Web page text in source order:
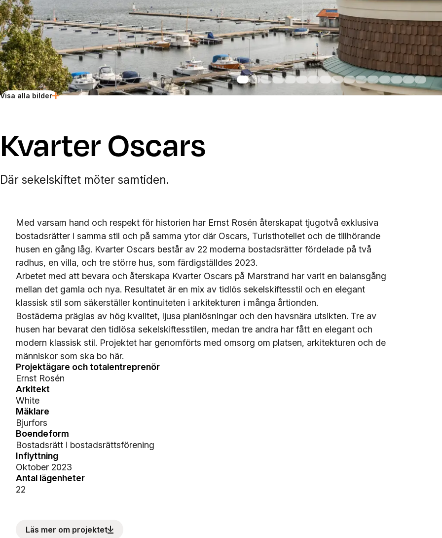
Visa alla bilder
Kvarter Oscars
Där sekelskiftet möter samtiden.
Med varsam hand och respekt för historien har Ernst Rosén återskapat tjugotvå exklusiva
bostadsrätter i samma stil och på samma ytor där Oscars, Turisthotellet och de tillhörande
husen en gång låg. Kvarter Oscars består av 22 moderna bostadsrätter fördelade på två
radhus, en villa, och tre större hus, som färdigställdes 2023.
Arbetet med att bevara och återskapa Kvarter Oscars på Marstrand har varit en balansgång
mellan det gamla och nya. Resultatet är en mix av tidlös sekelskiftesstil och en elegant
klassisk stil som säkerställer kontinuiteten i arkitekturen i många årtionden.
Bostäderna präglas av hög kvalitet, ljusa planlösningar och den havsnära utsikten. Tre av
husen har bevarat den tidlösa sekelskiftesstilen, medan tre andra har fått en elegant och
modern klassisk stil. Projektet har genomförts med omsorg om platsen, arkitekturen och de
människor som ska bo här.
Projektägare och totalentreprenör
Ernst Rosén
Arkitekt
White
Mäklare
Bjurfors
Boendeform
Bostadsrätt i bostadsrättsförening
Inflyttning
Oktober 2023
Antal lägenheter
22
Läs mer om projektet